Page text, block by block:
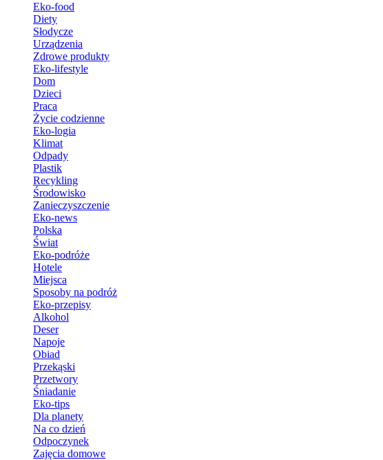
Eko-food
Diety
Słodycze
Urządzenia
Zdrowe produkty
Eko-lifestyle
Dom
Dzieci
Praca
Życie codzienne
Eko-logia
Klimat
Odpady
Plastik
Recykling
Środowisko
Zanieczyszczenie
Eko-news
Polska
Świat
Eko-podróże
Hotele
Miejsca
Sposoby na podróż
Eko-przepisy
Alkohol
Deser
Napoje
Obiad
Przekąski
Przetwory
Śniadanie
Eko-tips
Dla planety
Na co dzień
Odpoczynek
Zajęcia domowe